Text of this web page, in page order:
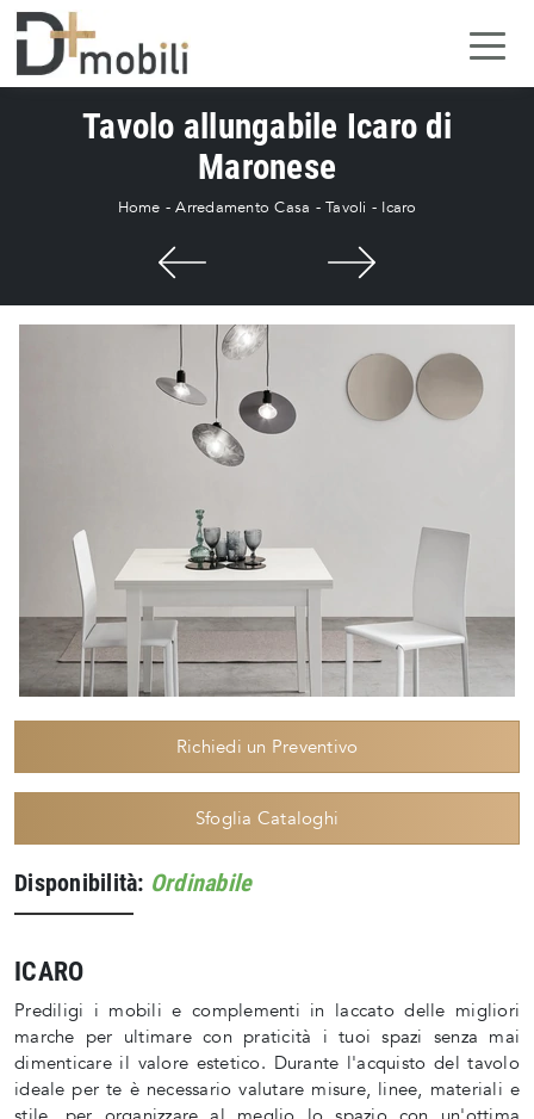
Tavolo allungabile Icaro di
Maronese
Home -Arredamento Casa - Tavoli - Icaro
Richiedi un Preventivo
Sfoglia Cataloghi
Disponibilità: Ordinabile
ICARO
Prediligi i mobili e complementi in laccato delle migliori
marche per ultimare con praticità i tuoi spazi senza mai
dimenticare il valore estetico. Durante l'acquisto del tavolo
ideale per te è necessario valutare misure, linee, materiali e